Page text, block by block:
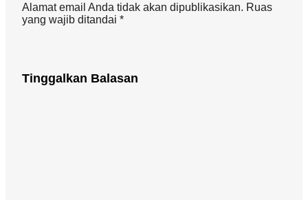
Alamat email Anda tidak akan dipublikasikan. Ruas
yang wajib ditandai *
Tinggalkan Balasan